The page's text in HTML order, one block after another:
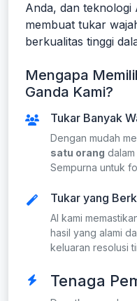
Anda, dan teknologi
membuat tukar
berkualitas tinggi
Mengapa
Ganda Kami?
Tukar Banyak
Dengan mudah
satu orang
Sempurna untuk
Tukar yang
AI kami
hasil yang alami
keluaran resolusi
Tenaga